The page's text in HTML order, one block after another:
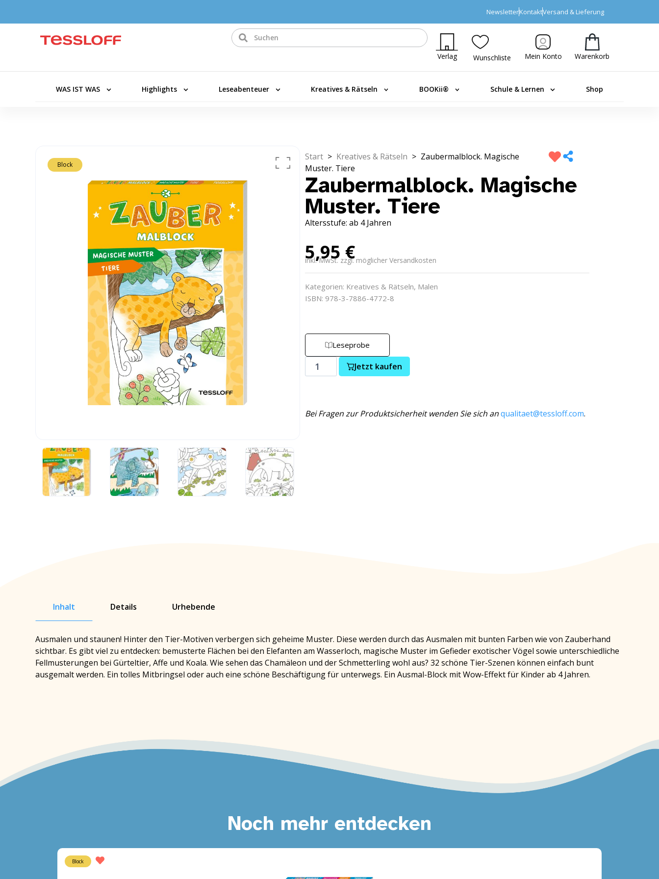
NewsletterKontaktVersand & Lieferung
Verlag Wunschliste Mein Konto Warenkorb
WAS IST WAS Highlights Leseabenteuer Kreatives & Rätseln BOOKii® Schule & Lernen Shop
Block
Start > Kreatives & Rätseln > Zaubermalblock. Magische
Muster. Tiere
Zaubermalblock. Magische
Muster. Tiere
Altersstufe: ab 4 Jahren
5,95 €
inkl. MwSt. zzgl. möglicher Versandkosten
Kategorien: Kreatives & Rätseln, Malen
ISBN: 978-3-7886-4772-8
Leseprobe
Jetzt kaufen
Bei Fragen zur Produktsicherheit wenden Sie sich anqualitaet@tessloff.com.
Inhalt Details Urhebende
Ausmalen und staunen! Hinter den Tier-Motiven verbergen sich geheime Muster. Diese werden durch das Ausmalen mit bunten Farben wie von Zauberhand
sichtbar. Es gibt viel zu entdecken: bemusterte Flächen bei den Elefanten am Wasserloch, magische Muster im Gefieder exotischer Vögel sowie unterschiedliche
Fellmusterungen bei Gürteltier, Affe und Koala. Wie sehen das Chamäleon und der Schmetterling wohl aus? 32 schöne Tier-Szenen können einfach bunt
ausgemalt werden. Ein tolles Mitbringsel oder auch eine schöne Beschäftigung für unterwegs. Ein Ausmal-Block mit Wow-Effekt für Kinder ab 4 Jahren.
Noch mehr entdecken
Block